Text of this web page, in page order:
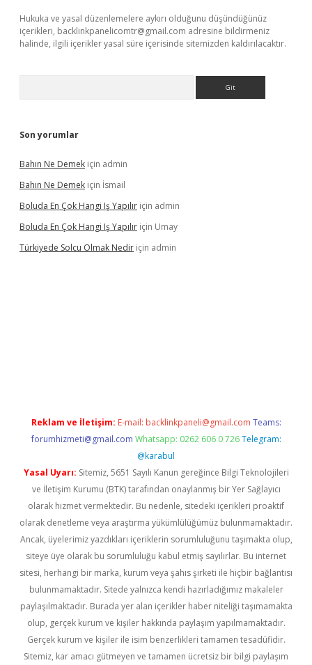
Hukuka ve yasal düzenlemelere aykırı olduğunu düşündüğünüz
içerikleri, backlinkpanelicomtr@gmail.com adresine bildirmeniz
halinde, ilgili içerikler yasal süre içerisinde sitemizden kaldırılacaktır.
Son yorumlar
Bahın Ne Demek için admin
Bahın Ne Demek için İsmail
Boluda En Çok Hangi Iş Yapılır için admin
Boluda En Çok Hangi Iş Yapılır için Umay
Türkiyede Solcu Olmak Nedir için admin
Reklam ve İletişim: E-mail: backlinkpaneli@gmail.com Teams:
forumhizmeti@gmail.com Whatsapp: 0262 606 0 726 Telegram:
@karabul
Yasal Uyarı: Sitemiz, 5651 Sayılı Kanun gereğince Bilgi Teknolojileri
ve İletişim Kurumu (BTK) tarafından onaylanmış bir Yer Sağlayıcı
olarak hizmet vermektedir. Bu nedenle, sitedeki içerikleri proaktif
olarak denetleme veya araştırma yükümlülüğümüz bulunmamaktadır.
Ancak, üyelerimiz yazdıkları içeriklerin sorumluluğunu taşımakta olup,
siteye üye olarak bu sorumluluğu kabul etmiş sayılırlar. Bu internet
sitesi, herhangi bir marka, kurum veya şahıs şirketi ile hiçbir bağlantısı
bulunmamaktadır. Sitede yalnızca kendi hazırladığımız makaleler
paylaşılmaktadır. Burada yer alan içerikler haber niteliği taşımamakta
olup, gerçek kurum ve kişiler hakkında paylaşım yapılmamaktadır.
Gerçek kurum ve kişiler ile isim benzerlikleri tamamen tesadüfidir.
Sitemiz, kar amacı gütmeyen ve tamamen ücretsiz bir bilgi paylaşım